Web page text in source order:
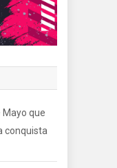
Mayo que
conquista